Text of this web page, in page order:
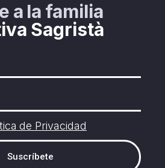
a la familia
Sagristà
de Privacidad
Suscríbete